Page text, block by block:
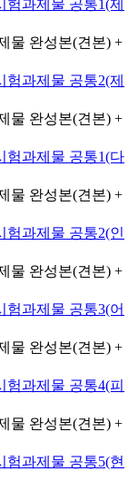
험과제물 공통1(제
물 완성본(견본) +
험과제물 공통2(제
물 완성본(견본) +
험과제물 공통1(다
물 완성본(견본) +
험과제물 공통2(인
물 완성본(견본) +
험과제물 공통3(어
물 완성본(견본) +
험과제물 공통4(피
물 완성본(견본) +
험과제물 공통5(현